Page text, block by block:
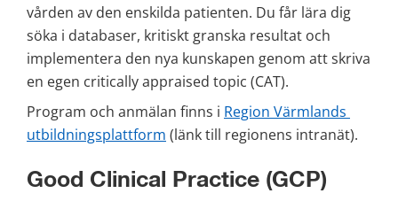
vården av den enskilda patienten. Du får lära dig
söka i databaser, kritiskt granska resultat och
implementera den nya kunskapen genom att skriva
en egen critically appraised topic (CAT).
Program och anmälan finns i Region Värmlands
utbildningsplattform (länk till regionens intranät).
Good Clinical Practice (GCP)